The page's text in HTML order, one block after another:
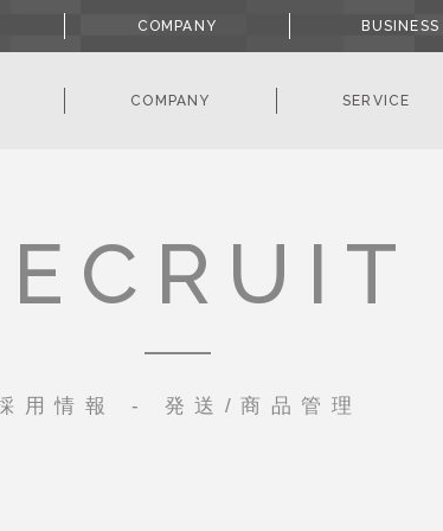
COMPANY BUSINESS
COMPANY SERVICE
用情報 - 発送/商品管理